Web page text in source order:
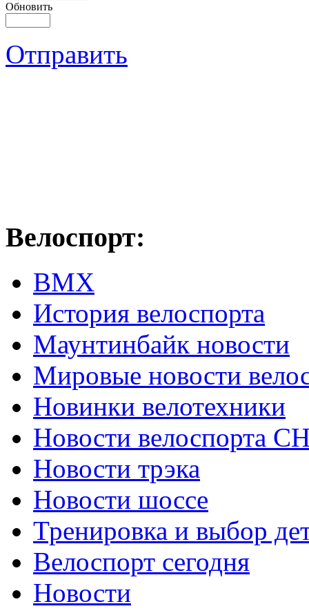
Обновить
Отправить
Велоспорт:
ВМХ
История велоспорта
Маунтинбайк новости
Мировые новости
Новинки велотехники
Новости велоспорта
Новости трэка
Новости шоссе
Тренировка и выбор
Велоспорт сегодня
Новости